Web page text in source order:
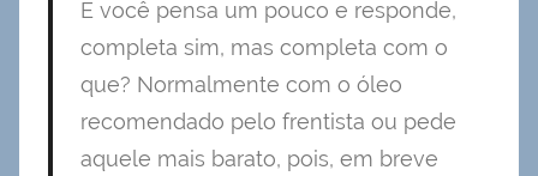
E você pensa um pouco e responde,
completa sim, mas completa com o
que? Normalmente com o óleo
recomendado pelo frentista ou pede
aquele mais barato, pois, em breve